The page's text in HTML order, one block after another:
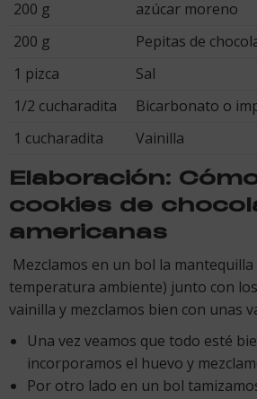
200 g
azúcar moreno
200 g
Pepitas de
1 pizca
Sal
1/2 cucharadita
Bicarbonato o
1 cucharadita
Vainilla
Elaboración:
cookies de
americanas
Mezclamos en un bol la
temperatura ambiente) junto con
vainilla y mezclamos bien con unas
Una vez veamos que todo esté
incorporamos el huevo y
Por otro lado en un bol